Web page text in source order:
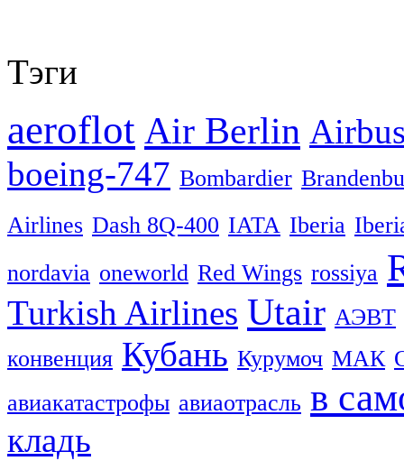
Тэги
aeroflot Air Berlin
boeing-747 Bombardier
Airlines Dash 8Q-400 IATA Iberia
nordavia oneworld Red Wings rossiya
Turkish Airlines Utair АЭВТ
конвенция Кубань Курумоч МАК
авиакатастрофы авиаотрасль в
кладь